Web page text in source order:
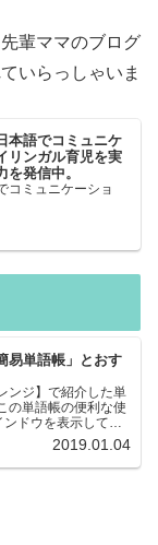
輩ママのブログ
いらっしゃいま
本語でコミュニケ
リンガル育児を実
発信中。
コミュニケーショ
易単語帳」とおす
ンジ】で紹介した単
の単語帳の便利な使
ドウを表示して、
きます。イタリア語
語 どちらでも検索
2019.01.04